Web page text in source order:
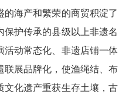
的海产和繁荣的商贸积淀了
护传承的县级以上非遗名
活动常态化、非遗店铺一体
联展品牌化，使渔绳结、布
文化遗产重获生存土壤，古